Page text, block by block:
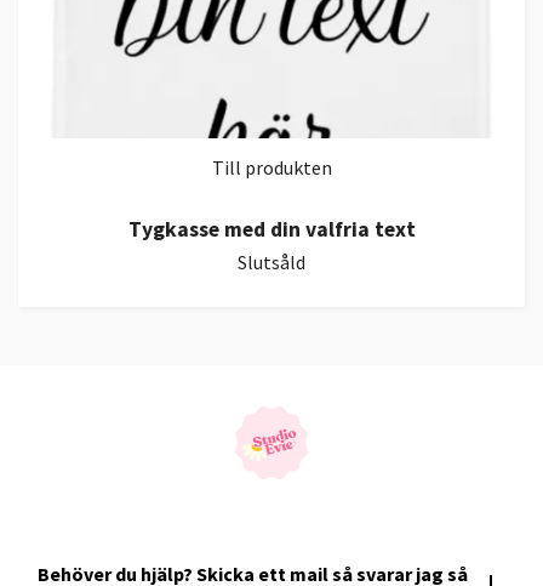
Till produkten
Tygkasse med din valfria text
Slutsåld
Behöver du hjälp? Skicka ett mail så svarar jag så